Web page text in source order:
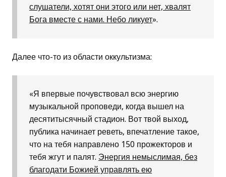
слушатели, хотят они этого или нет, хвалят
Бога вместе с нами. Небо ликует».
Далее что-то из области оккультизма:
«Я впервые почувствовал всю энергию
музыкальной проповеди, когда вышел на
десятитысячный стадион. Вот твой выход,
публика начинает реветь, впечатление такое,
что на тебя направлено 150 прожекторов и
тебя жгут и палят. Энергия немыслимая, без
благодати Божией управлять ею